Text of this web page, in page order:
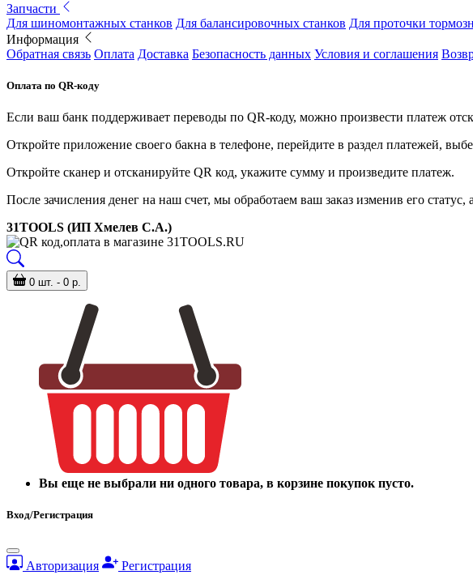
Запчасти
Для шиномонтажных станков Для балансировочных станков Для проточки
Информация
Обратная связь Оплата Доставка Безопасность данных Условия и соглашения
Оплата по QR-коду
Если ваш банк поддерживает переводы по QR-коду, можно произвести платеж
Откройте приложение своего бакна в телефоне, перейдите в раздел платежей,
Откройте сканер и отсканируйте QR код, укажите сумму и произведите платеж.
После зачисления денег на наш счет, мы обработаем ваш заказ изменив его статус,
31TOOLS (ИП Хмелев С.А.)
0 шт. - 0 р.
Вы еще не выбрали ни одного товара, в корзине покупок пусто.
Вход/Регистрация
Авторизация Регистрация